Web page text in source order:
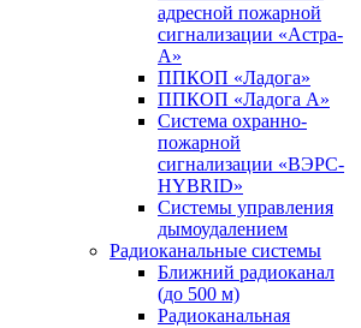
адресной пожарной
сигнализации «Астра-
А»
ППКОП «Ладога»
ППКОП «Ладога А»
Система охранно-
пожарной
сигнализации «ВЭРС-
HYBRID»
Системы управления
дымоудалением
Радиоканальные системы
Ближний радиоканал
(до 500 м)
Радиоканальная